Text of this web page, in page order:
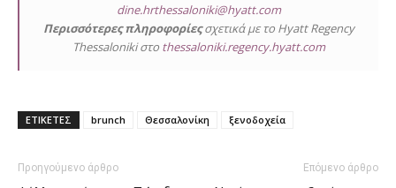
dine.hrthessaloniki@hyatt.com
Περισσότερες πληροφορίεςσχετικά με το Hyatt Regency
Thessaloniki στο thessaloniki.regency.hyatt.com
ΕΤΙΚΕΤΕΣ brunch Θεσσαλονίκη ξενοδοχεία
Προηγούμενο άρθρο Επόμενο άρθρο